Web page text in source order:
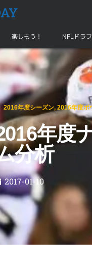
楽しもう！ NFLドラ
ーム
ピオンシップゲーム
2016年度シーズン, 2016年度ボ
年度
分析
2017-01-10